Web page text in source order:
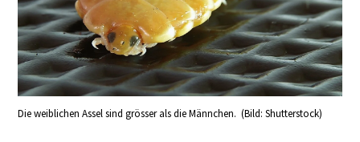
Die weiblichen Assel sind grösser als die Männchen. (Bild: Shutterstock)